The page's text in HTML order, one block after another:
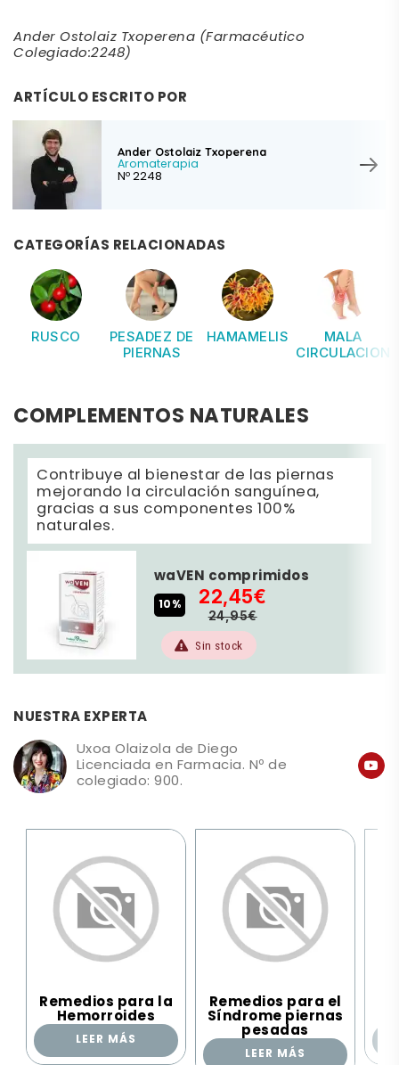
Ander Ostolaiz Txoperena (Farmacéutico
Colegiado:2248)
ARTÍCULO ESCRITO POR
Ander Ostolaiz Txoperena
Aromaterapia
Nº 2248
CATEGORÍAS RELACIONADAS
RUSCO
PESADEZ DE
PIERNAS
HAMAMELIS
MALA
CIRCULACION
COMPLEMENTOS NATURALES
Contribuye al bienestar de las piernas
mejorando la circulación sanguínea,
gracias a sus componentes 100%
naturales.
waVEN comprimidos
10% 22,45€
24,95€
Sin stock
NUESTRA EXPERTA
Uxoa Olaizola de Diego
Licenciada en Farmacia. Nº de
colegiado: 900.
Remedios para la
Hemorroides
LEER MÁS
Remedios para el
Síndrome piernas
pesadas
LEER MÁS